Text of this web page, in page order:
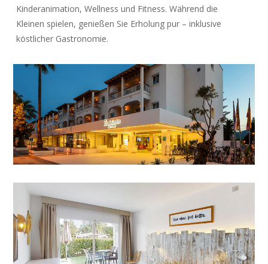
Kinderanimation, Wellness und Fitness. Während die
Kleinen spielen, genießen Sie Erholung pur – inklusive
köstlicher Gastronomie.